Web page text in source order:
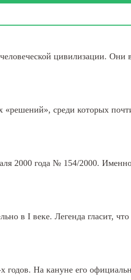
цивилизации. Они
среди которых
2000 года № 154/2000.
в I веке. Легенда гласит,
годов. На кануне его